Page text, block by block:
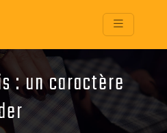
: un caractère